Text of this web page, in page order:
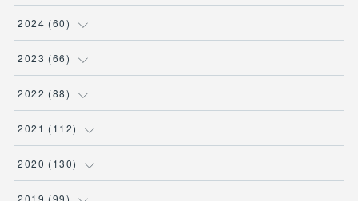
(6)
(9)
( 11
(1)
(2)
(1)
( 5 )
2024 (60)
(12
(13
( 12)
( 4 )
2023 (66)
(1)
( 5 )
(2)
( 4 )
2022 (88)
( 12)
(6)
(3)
2021 (112)
(7)
(4)
2020 (130)
(23
2019 (99)